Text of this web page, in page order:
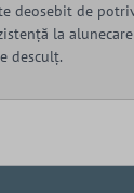
deosebit de
la
desculț.